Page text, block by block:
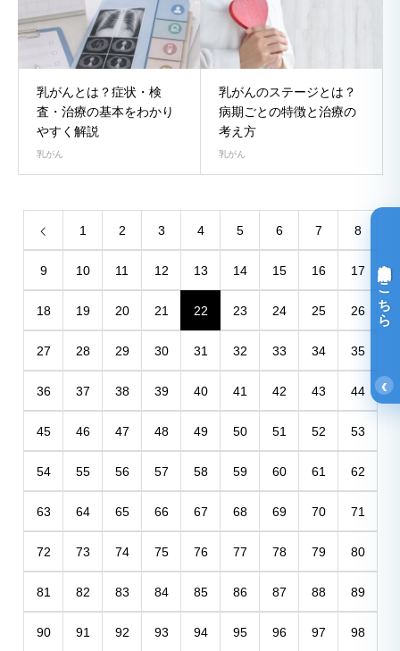
乳がんとは？症状・検
査・治療の基本をわかり
やすく解説
乳がん
乳がんのステージとは？
病期ごとの特徴と治療の
考え方
乳がん
1 2 3 4 5 6 7 8
9 10 11 12 13 14 15 16 17
18 19 20 21 22 23 24 25 26
27 28 29 30 31 32 33 34 35
36 37 38 39 40 41 42 43 44
45 46 47 48 49 50 51 52 53
54 55 56 57 58 59 60 61 62
63 64 65 66 67 68 69 70 71
72 73 74 75 76 77 78 79 80
81 82 83 84 85 86 87 88 89
90 91 92 93 94 95 96 97 98
‹
光免疫療法詳細はこちら